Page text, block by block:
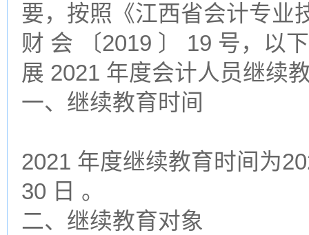
要，按照《江西省会计专业
财 会 〔2019 〕 19 号，以
展 2021 年度会计人员继续
一、继续教育时间
2021 年度继续教育时间为
30 日 。
二、继续教育对象